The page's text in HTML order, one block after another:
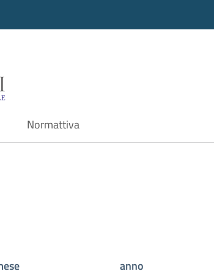
di ricerca
Normattiva
anno